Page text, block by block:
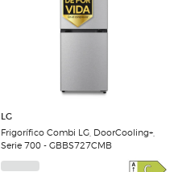
LG
Frigorífico Combi LG, DoorCooling+,
Serie 700 - GBBS727CMB